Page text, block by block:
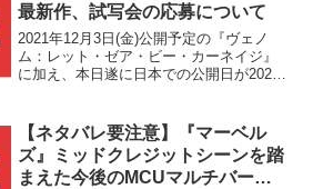
最新作、試写会の応募について
2021年12月3日(金)公開予定の『ヴェノ
ム：レット・ゼア・ビー・カーネイジ』
に加え、本日遂に日本での公開日が2022
ついて、試写会の応募受付が行われてい
ます
【ネタバレ要注意】『マーベル
ズ』ミッドクレジットシーンを踏
まえた今後のMCUマルチバー